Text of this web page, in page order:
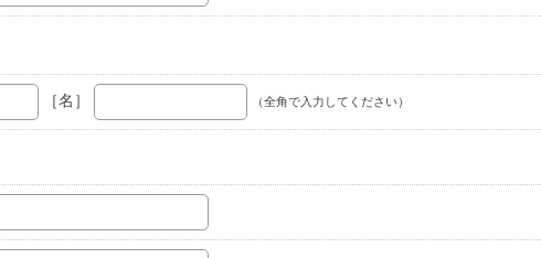
［名］ （全角で入力してください）